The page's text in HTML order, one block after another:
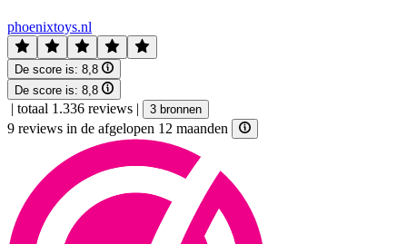
phoenixtoys.nl
De score is: 8,8
De score is: 8,8
| totaal 1.336 reviews | 3 bronnen
9 reviews in de afgelopen 12 maanden